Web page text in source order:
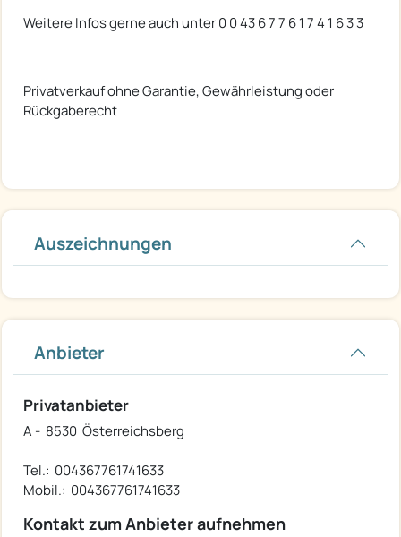
Weitere Infos gerne auch unter 0 0 43 6 7 7 6 1 7 4 1 6 3 3
Privatverkauf ohne Garantie, Gewährleistung oder
Rückgaberecht
Auszeichnungen
Anbieter
Privatanbieter
A - 8530 Österreichsberg
Tel.: 004367761741633
Mobil.: 004367761741633
Kontakt zum Anbieter aufnehmen